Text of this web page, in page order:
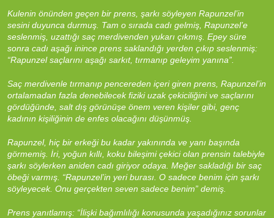
Kulenin önünden geçen bir prens, şarkı söyleyen Rapunzel’in
sesini duyunca durmuş. Tam o sırada cadı gelmiş, Rapunzel’e
seslenmiş, uzattığı saç merdivenden yukarı çıkmış. Epey süre
sonra cadı aşağı inince prens saklandığı yerden çıkıp seslenmiş:
“Rapunzel saçlarını aşağı sarkıt, tırmanıp geleyim yanına”.
Saç merdivenle tırmanıp pencereden içeri giren prens, Rapunzel’in
ortalamadan fazla denebilecek fiziki uzak çekiciliğini ve saçlarını
gördüğünde, salt dış görünüşe önem veren kişiler gibi, genç
kadının kişiliğinin de enfes olacağını düşünmüş.
Rapunzel, hiç bir erkeği bu kadar yakınında ve yanı başında
görmemiş. İri, yoğun kıllı, koku bileşimi çekici olan prensin talebiyle
şarkı söylerken aniden cadı giriyor odaya. Meğer sakladığı bir saç
öbeği varmış. “Rapunzel’in yeri burası. O sadece benim için şarkı
söyleyecek. Onu gerçekten seven sadece benim” demiş.
Prens yanıtlamış: “İlişki bağımlılığı konusunda yaşadığınız sorunlar